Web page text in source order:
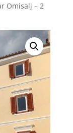
Omisalj – 2